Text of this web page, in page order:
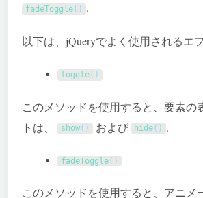
fadeToggle( ) .
以下は、jQueryでよく使用されるエ
toggle( )
このメソッドを使用すると、要素
トは、
show( ) および hide( ) .
fadeToggle( )
このメソッドを使用すると、アニ